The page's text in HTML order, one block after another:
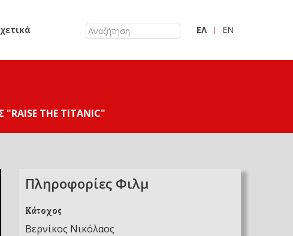
ΕΛ EN
THE TITANIC"
Πληροφορίες Φιλμ
Κάτοχος
Βερνίκος Νικόλαος